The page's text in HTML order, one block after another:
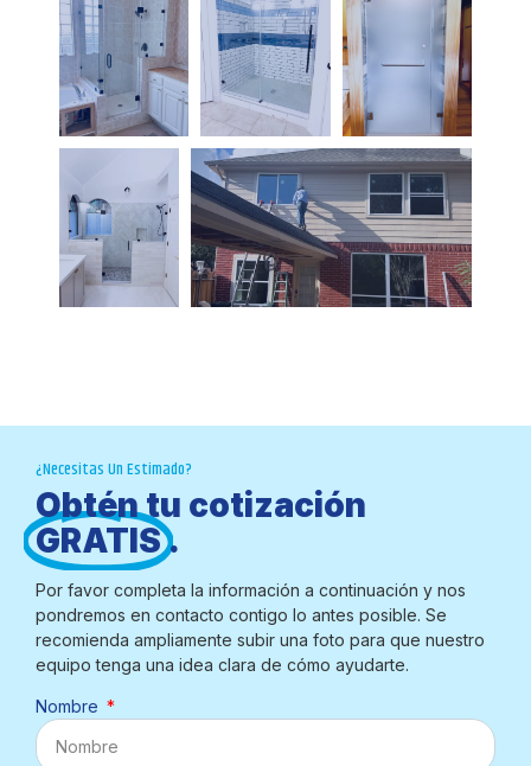
¿Necesitas Un Estimado?
Obtén tu cotización
GRATIS.
Por favor completa la información a continuación y nos
pondremos en contacto contigo lo antes posible. Se
recomienda ampliamente subir una foto para que nuestro
equipo tenga una idea clara de cómo ayudarte.
Nombre